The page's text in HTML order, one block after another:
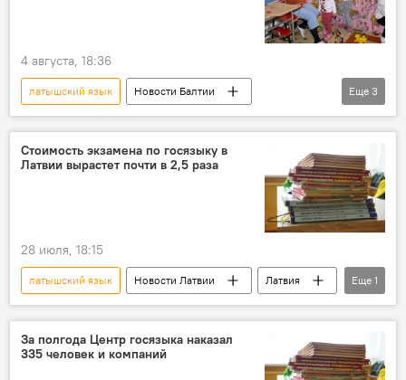
4 августа, 18:36
латышский язык
Новости Балтии
Эстония
увольнение
детский сад
Нарва
Еще 3
Стоимость экзамена по госязыку в
Латвии вырастет почти в 2,5 раза
28 июля, 18:15
латышский язык Новости Латвии
Латвия
экзамен
Еще 1
За полгода Центр госязыка наказал
335 человек и компаний